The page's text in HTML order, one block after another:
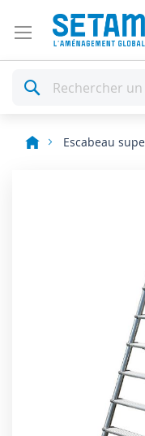
Rechercher
Escabeau